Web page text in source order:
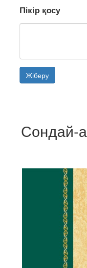
Пікір қосу
Жіберу
Сондай-